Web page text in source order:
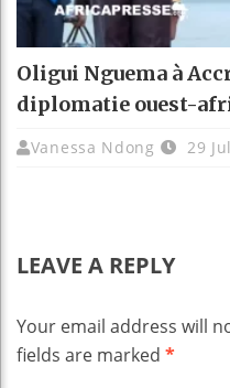
Oligui Nguema à
diplomatie ouest-
Vanessa Ndong 29
LEAVE A REPLY
Your email address will
fields are marked *